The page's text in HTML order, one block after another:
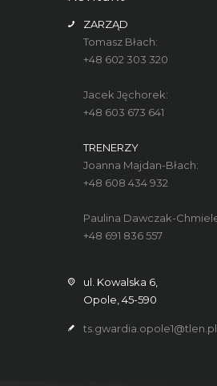
ZARZĄD
Tomasz Błach:
+48 602 303 320
Jacek Jęchorek:
+48 603 673 641
TRENERZY
Joanna Majdan-Błach:
+48 608 434 932
Paulina Dawczak-
+48 691 836 557
ul. Kowalska 6,
Opole, 45-590
ts.gwardia.opole1@tlen.pl